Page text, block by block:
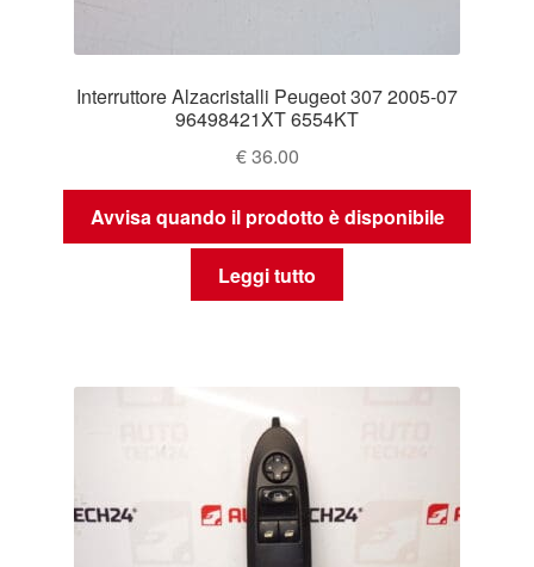
Interruttore Alzacristalli Peugeot 307 2005-07
96498421XT 6554KT
€36.00
Avvisa quando il prodotto è disponibile
Leggi tutto